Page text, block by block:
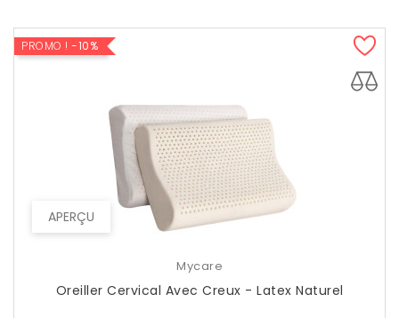
APERÇU
PROMO ! -10%
Mycare
Oreiller Cervical Avec Creux - Latex Naturel